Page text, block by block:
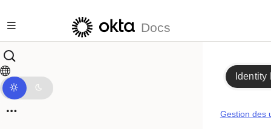
Docs
Identity
Gestion des